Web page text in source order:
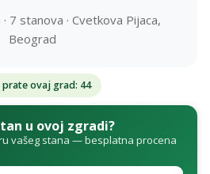
7 stanova · Cvetkova Pijaca,
Beograd
ovaj grad: 44
u ovoj zgradi?
vašeg stana — besplatna procena